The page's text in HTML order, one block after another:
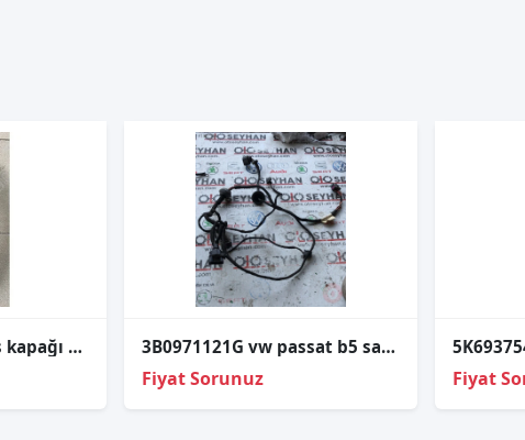
Passat b8 sağ sol sis kapağı orjinal çıkma parça 3B0971121G vw passat b5 sağ ön kapı tesisatı
Fiyat Sorunuz Fiyat